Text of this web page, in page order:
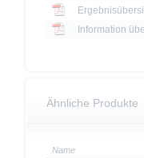
Information
Ähnliche Produkte
Name